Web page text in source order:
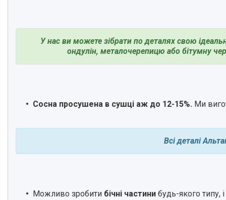
У нас ви можете зібрати по деталях свою
ондулін, металочерепицю або бітумну
Сосна просушена в сушці аж до 12-15%. Ми
Всі деталі
Можливо зробити бічні частини будь-якого типу,